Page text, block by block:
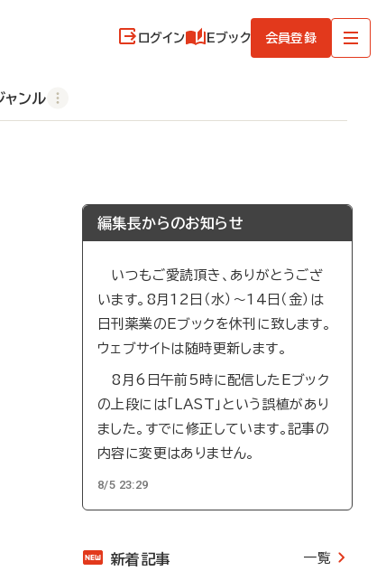
ログイン Eブック 会員登録
ャンル
編集長からのお知らせ
いつもご愛読頂き、ありがとうござ
います。8月12日（水）～14日（金）は
日刊薬業のEブックを休刊に致します。
ウェブサイトは随時更新します。
8月6日午前5時に配信したEブック
の上段には「LAST」という誤植があり
ました。すでに修正しています。記事の
内容に変更はありません。
8/5 23:29
新着記事 一覧